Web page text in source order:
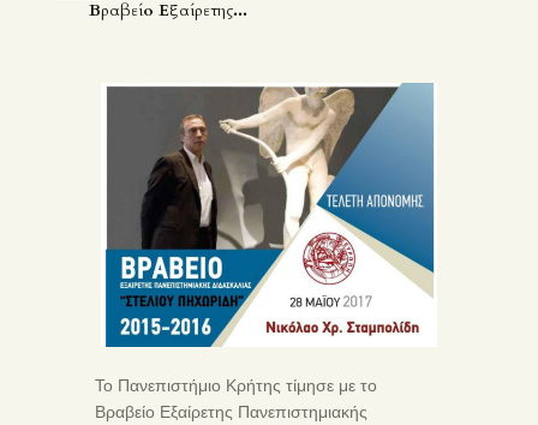
Βραβείο Εξαίρετης...
Το Πανεπιστήμιο Κρήτης τίμησε με το
Βραβείο Εξαίρετης Πανεπιστημιακής